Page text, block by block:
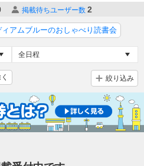
掲載待ちユーザー数 2
アムブルーのおしゃべり読書会
絞り込み